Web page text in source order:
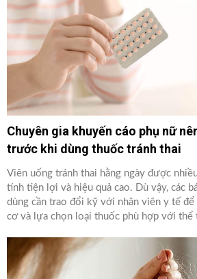
Chuyên gia khuyến cáo phụ nữ
trước khi dùng thuốc tránh thai
Viên uống tránh thai hằng ngày được
tính tiện lợi và hiệu quả cao. Dù vậy, các
dùng cần trao đổi kỹ với nhân viên y tế để
cơ và lựa chọn loại thuốc phù hợp với thể